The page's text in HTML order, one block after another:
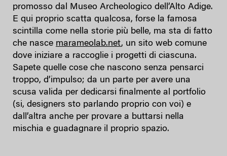
promosso dal Museo Archeologico dell’Alto Adige.
E qui proprio scatta qualcosa, forse la famosa
scintilla come nella storie più belle, ma sta di fatto
che nasce marameolab.net, un sito web comune
dove iniziare a raccoglie i progetti di ciascuna.
Sapete quelle cose che nascono senza pensarci
troppo, d’impulso; da un parte per avere una
scusa valida per dedicarsi finalmente al portfolio
(si, designers sto parlando proprio con voi) e
dall’altra anche per provare a buttarsi nella
mischia e guadagnare il proprio spazio.